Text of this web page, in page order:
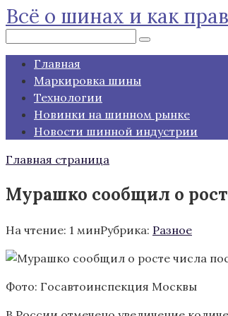
Перейти
к
контенту
Всё о шинах и как
Главная
Маркировка шины
Технологии
Новинки на шинном рынке
Новости шинной индустрии
Главная страница
Мурашко сообщил о
На чтение: 1 минРубрика: Разное
Фото: Госавтоинспекция Москвы